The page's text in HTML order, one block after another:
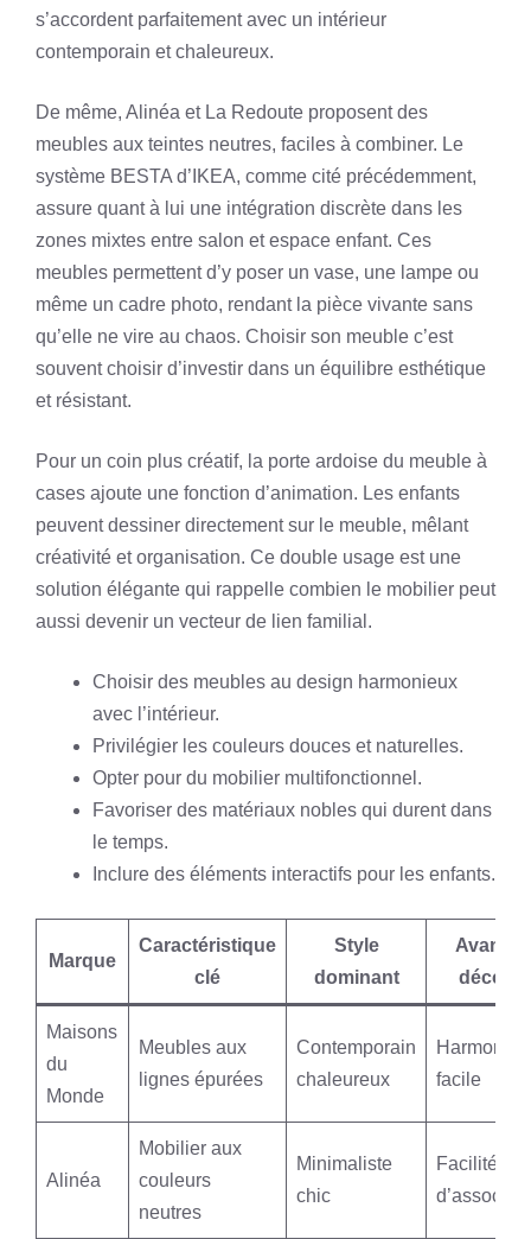
s’accordent parfaitement avec un intérieur
contemporain et chaleureux.
De même, Alinéa et La Redoute proposent des
meubles aux teintes neutres, faciles à combiner. Le
système BESTA d’IKEA, comme cité précédemment,
assure quant à lui une intégration discrète dans les
zones mixtes entre salon et espace enfant. Ces
meubles permettent d’y poser un vase, une lampe ou
même un cadre photo, rendant la pièce vivante sans
qu’elle ne vire au chaos. Choisir son meuble c’est
souvent choisir d’investir dans un équilibre esthétique
et résistant.
Pour un coin plus créatif, la porte ardoise du meuble à
cases ajoute une fonction d’animation. Les enfants
peuvent dessiner directement sur le meuble, mêlant
créativité et organisation. Ce double usage est une
solution élégante qui rappelle combien le mobilier peut
aussi devenir un vecteur de lien familial.
Choisir des meubles au design harmonieux
avec l’intérieur.
Privilégier les couleurs douces et naturelles.
Opter pour du mobilier multifonctionnel.
Favoriser des matériaux nobles qui durent dans
le temps.
Inclure des éléments interactifs pour les enfants.
Marque
Caractéristique
clé
Style
dominant
Maisons
du
Monde
Meubles aux
lignes épurées
Contemporain
chaleureux
facile
Alinéa
Mobilier aux
couleurs
neutres
Minimaliste
chic
Facilité